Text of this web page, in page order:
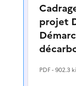
projet
PDF- 902.3